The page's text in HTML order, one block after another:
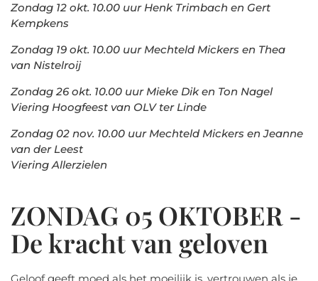
Zondag 12 okt. 10.00 uur Henk Trimbach en Gert
Kempkens
Zondag 19 okt. 10.00 uur Mechteld Mickers en Thea
van Nistelroij
Zondag 26 okt. 10.00 uur Mieke Dik en Ton Nagel
Viering Hoogfeest van OLV ter Linde
Zondag 02 nov. 10.00 uur Mechteld Mickers en Jeanne
van der Leest
Viering Allerzielen
ZONDAG 05 OKTOBER -
De kracht van geloven